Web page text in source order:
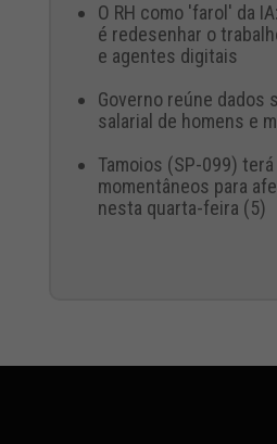
O RH como 'farol' da
é redesenhar o
e agentes digitais
Governo reúne dados
salarial de homens e
Tamoios (SP-099)
momentâneos para
nesta quarta-feira (5)